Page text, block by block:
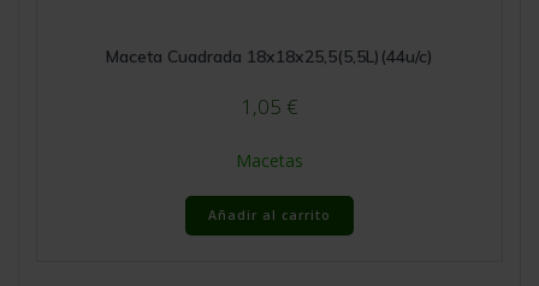
Maceta Cuadrada 18x18x25,5(5,5L)(44u/c)
1,05 €
Macetas
Añadir al carrito